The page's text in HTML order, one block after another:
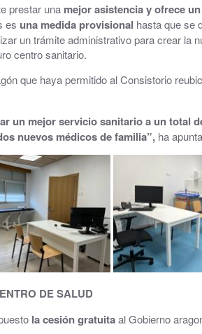
Parque y
Piscinas
Policía Local
Gestión de
Rincón
Comarca
Transporte
prestar una mejor asistencia y ofrece
es una medida provisional hasta que se
un trámite administrativo para crear
centro sanitario.
que haya permitido al Consistorio
un mejor servicio sanitario a un total
nuevos médicos de familia”, ha
DE SALUD
la cesión gratuitaal Gobierno